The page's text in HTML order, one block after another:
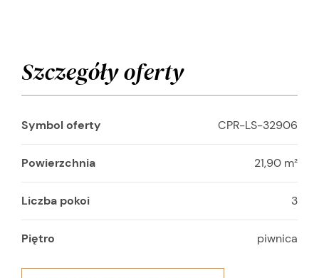
Szczegóły oferty
Symbol oferty CPR-LS-32906
Powierzchnia 21,90 m²
Liczba pokoi 3
Piętro piwnica